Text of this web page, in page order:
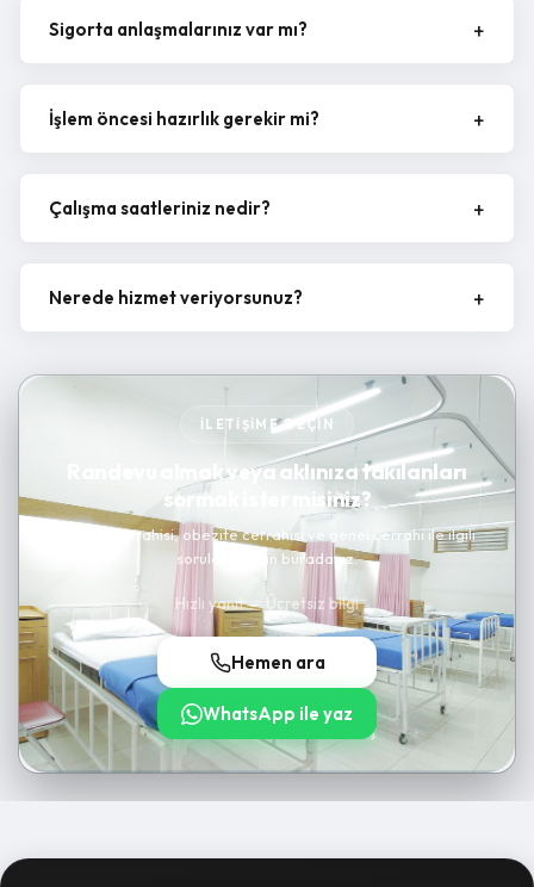
Sigorta anlaşmalarınız var mı?
İşlem öncesi hazırlık gerekir mi?
Çalışma saatleriniz nedir?
Nerede hizmet veriyorsunuz?
İLETIŞIME GEÇIN
Randevu almak veya aklınıza takılanları
sormak ister misiniz?
Kanser cerrahisi, obezite cerrahisi ve genel cerrahi ile ilgili
sorularınız için buradayız.
Hızlı yanıt — Ücretsiz bilgi
Hemen ara
WhatsApp ile yaz